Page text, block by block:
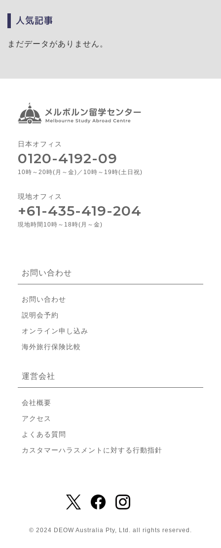
人気記事
まだデータがありません。
日本オフィス
0120-4192-09
10時～20時(月～金)／10時～19時(土日祝)
現地オフィス
+61-435-419-204
現地時間10時～18時(月～金)
お問い合わせ
お問い合わせ
説明会予約
オンライン申し込み
海外旅行保険比較
運営会社
会社概要
アクセス
よくある質問
カスタマーハラスメントに対する行動指針
© 2024 DEOW Australia Pty, Ltd. all rights reserved.